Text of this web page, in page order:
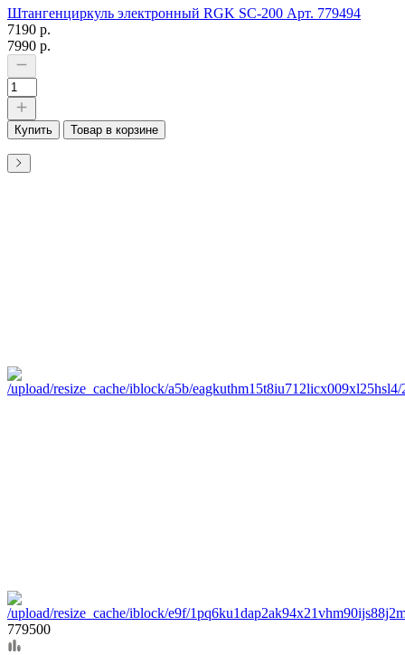
Штангенциркуль электронный RGK SC-200 Арт. 779494
7190 р.
7990 р.
Купить Товар в корзине
779500